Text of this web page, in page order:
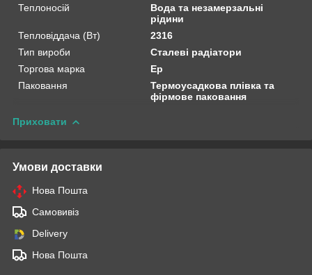
Теплоносій
Вода та незамерзальні
рідини
Тепловіддача (Вт)
2316
Тип вироби
Сталеві радіатори
Торгова марка
Ep
Паковання
Термоусадкова плівка та
фірмове паковання
Приховати
Умови доставки
Нова Пошта
Самовивіз
Delivery
Нова Пошта